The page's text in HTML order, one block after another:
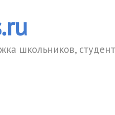
школьников,